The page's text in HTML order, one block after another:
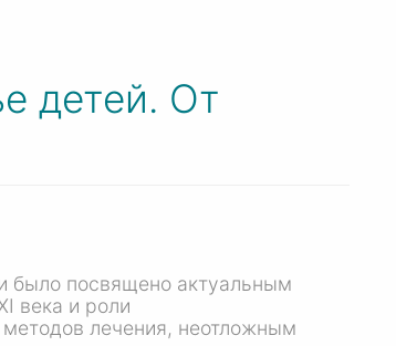
детей. От
было посвящено актуальным
века и роли
лечения, неотложным